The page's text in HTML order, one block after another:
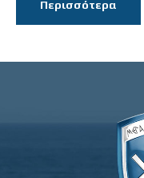
Περισσότερα